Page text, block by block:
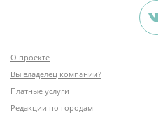
О проекте
Вы владелец компании?
Платные услуги
Редакции по городам